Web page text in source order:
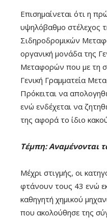
Επισημαίνεται ότι η
υψηλόβαθμο στέλεχος
Σιδηροδρομικών
οργανική μονάδα της
Μεταφορών που με τη
Γενική Γραμματεία
Πρόκειται να
ενώ ενδέχεται να
της αφορά το ίδιο
Τέμπη: Αναμένονται
Μέχρι στιγμής, οι
φτάνουν τους 43 ενώ
καθηγητή χημικού
που ακολούθησε της